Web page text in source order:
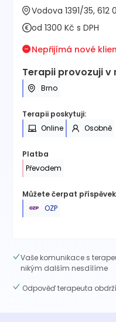
Vodova 1391/35,
od 1300 Kč s DPH
Nepřijímá nové
Terapii provozuji v
Brno
Terapii poskytuji:
Online
Osobně
Platba
Převodem
Můžete čerpat
OZP
Vaše komunikace s
nikým dalším nesdílíme
Odpověď terapeuta